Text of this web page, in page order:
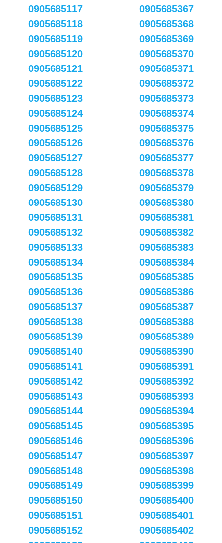
0905685117
0905685118
0905685119
0905685120
0905685121
0905685122
0905685123
0905685124
0905685125
0905685126
0905685127
0905685128
0905685129
0905685130
0905685131
0905685132
0905685133
0905685134
0905685135
0905685136
0905685137
0905685138
0905685139
0905685140
0905685141
0905685142
0905685143
0905685144
0905685145
0905685146
0905685147
0905685148
0905685149
0905685150
0905685151
0905685152
0905685367
0905685368
0905685369
0905685370
0905685371
0905685372
0905685373
0905685374
0905685375
0905685376
0905685377
0905685378
0905685379
0905685380
0905685381
0905685382
0905685383
0905685384
0905685385
0905685386
0905685387
0905685388
0905685389
0905685390
0905685391
0905685392
0905685393
0905685394
0905685395
0905685396
0905685397
0905685398
0905685399
0905685400
0905685401
0905685402